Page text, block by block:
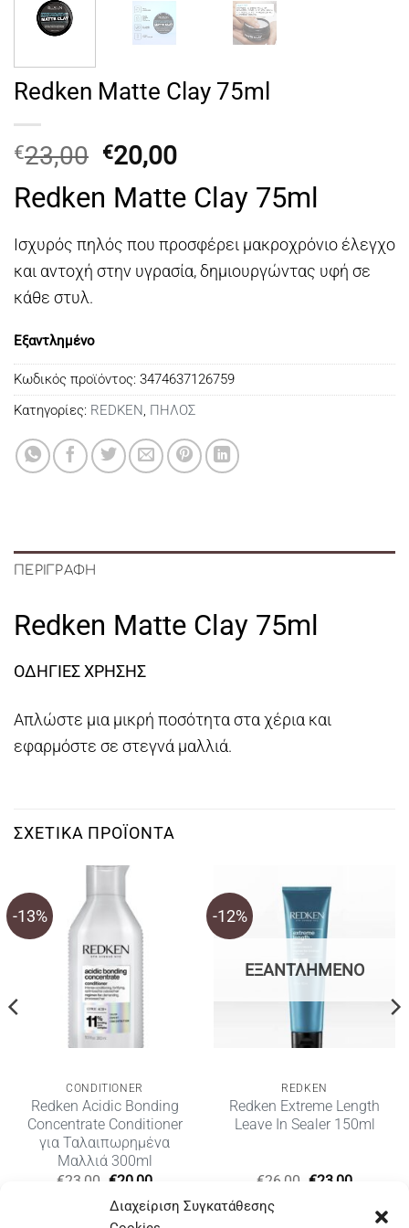
Διαχείριση Συγκατάθεσης
Redken Matte Clay 75ml
€23,00 Original
was:
€20,00Η
τρέχουσα
τιμή
€20,00.
Redken Matte Clay 75ml
Ισχυρός πηλός που προσφέρει μακροχρόνιο έλεγχο
και αντοχή στην υγρασία, δημιουργώντας υφή σε
κάθε στυλ.
Εξαντλημένο
Κωδικός προϊόντος: 3474637126759
Κατηγορίες: REDKEN ΠΗΛΟΣ
ΠΕΡΙΓΡΑΦΉ
Redken Matte Clay 75ml
ΟΔΗΓΙΕΣ ΧΡΗΣΗΣ
Απλώστε μια μικρή ποσότητα στα χέρια και
εφαρμόστε σε στεγνά μαλλιά.
ΣΧΕΤΙΚΆ ΠΡΟΪΌΝΤΑ
-13%
CONDITIONER
Redken Acidic Bonding
Concentrate Conditioner
για Ταλαιπωρημένα
Μαλλιά 300ml
€23,00 Original
was:
€23,00.
€20,00Η
τιμή
-12%
ΕΞΑΝΤΛΗΜΈΝΟ
REDKEN
Redken Extreme Length
Leave In Sealer 150ml
€26,00 Original
€23,00Η
τιμή
είναι: